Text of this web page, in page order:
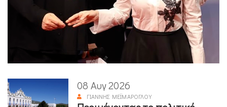
08 Αυγ 2026
ΓΙΆΝΝΗΣ ΜΕΪΜΆΡΟΓΛΟΥ